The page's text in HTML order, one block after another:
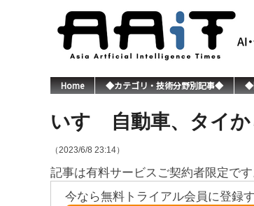
Home ◆カテゴリ・技術分野別記事◆ ◆
いすゞ自動車、タイ
（2023/6/8 23:14）
記事は有料サービスご契約者限定です
今なら無料トライアル会員に登録